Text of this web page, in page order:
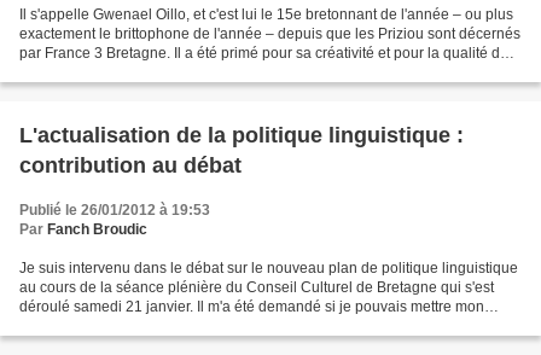
Il s'appelle Gwenael Oillo, et c'est lui le 15e bretonnant de l'année – ou plus
exactement le brittophone de l'année – depuis que les Priziou sont décernés
par France 3 Bretagne. Il a été primé pour sa créativité et pour la qualité de
L'actualisation de la politique linguistique :
contribution au débat
Publié le 26/01/2012 à 19:53
Par Fanch Broudic
Je suis intervenu dans le débat sur le nouveau plan de politique linguistique
au cours de la séance plénière du Conseil Culturel de Bretagne qui s'est
déroulé samedi 21 janvier. Il m'a été demandé si je pouvais mettre mon